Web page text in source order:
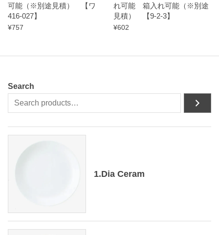
可能（※別途見積） 【ワ
416-027】
¥757
れ可能 箱入れ可能（※別途
見積） 【9-2-3】
¥602
Search
1.Dia Ceram